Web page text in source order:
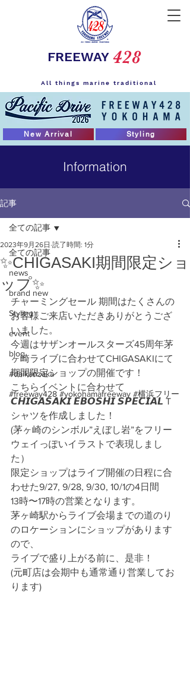
FREEWAY
All things marine traditional
428
New Arrival Styling
Information
記事
全ての記事
news
brand new
Styling
event
blog
#daikanzaka
#freeway428 #yokohamafreeway #横浜フリー
全ての記事
✨CHIGASAKI期間限定ショ
ップ✨
2023年9月26日 読了時間: 1分
チャーミングセール 期間はたくさんの
お客様ご来店いただきありがとうござ
いました。
今週はサザンオールスターズ45周年茅
ヶ崎ライブに合わせてCHIGASAKIにて
期間限定ショップの開催です！
こちらイベントに合わせて
𝘾𝙃𝙄𝙂𝘼𝙎𝘼𝙆𝙄 𝙀𝘽𝙊𝙎𝙃𝙄 𝙎𝙋𝙀𝘾𝙄𝘼𝙇 T
シャツを作成しました！
(茅ヶ崎のシンボル”えぼし岩”をフリー
ウェイっぽいイラストで表現しまし
た）
限定ショップはライブ開催の日程に合
わせた9/27, 9/28, 9/30, 10/1の4日間
13時〜17時の営業となります。
茅ヶ崎駅からライブ会場までの道のり
のロケーションにショップがあります
ので、
ライブで盛り上がる前に、是非！
(元町店は会期中も通常通り営業してお
ります)